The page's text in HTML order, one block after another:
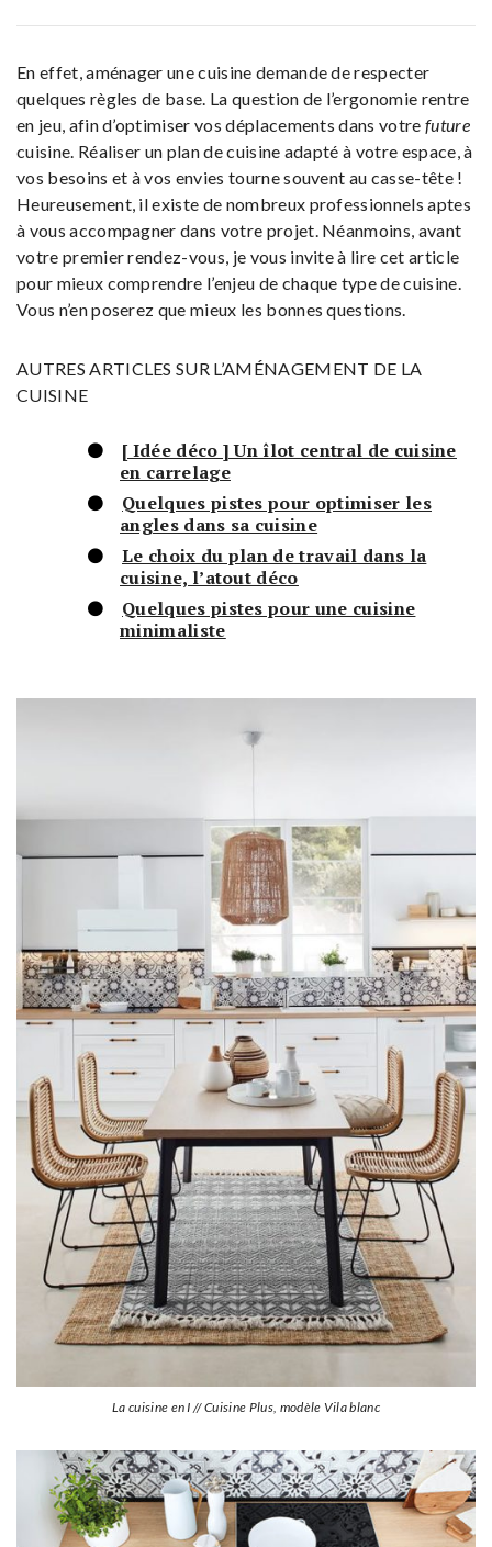
En effet, aménager une cuisine demande de respecter
quelques règles de base. La question de l’ergonomie rentre
en jeu, afin d’optimiser vos déplacements dans votre future
cuisine. Réaliser un plan de cuisine adapté à votre espace, à
vos besoins et à vos envies tourne souvent au casse-tête !
Heureusement, il existe de nombreux professionnels aptes
à vous accompagner dans votre projet. Néanmoins, avant
votre premier rendez-vous, je vous invite à lire cet article
pour mieux comprendre l’enjeu de chaque type de cuisine.
Vous n’en poserez que mieux les bonnes questions.
AUTRES ARTICLES SUR L’AMÉNAGEMENT DE LA
CUISINE
[ Idée déco ] Un îlot central de cuisine
en carrelage
Quelques pistes pour optimiser les
angles dans sa cuisine
Le choix du plan de travail dans la
cuisine, l’atout déco
Quelques pistes pour une cuisine
minimaliste
La cuisine en I // Cuisine Plus, modèle Vila blanc